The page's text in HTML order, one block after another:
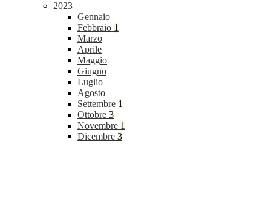
2023
Gennaio
Febbraio 1
Marzo
Aprile
Maggio
Giugno
Luglio
Agosto
Settembre 1
Ottobre 3
Novembre 1
Dicembre 3